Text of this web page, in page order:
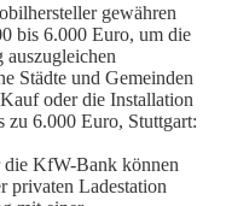
gewähren
bis 6.000 Euro, um die
auszugleichen
Städte und Gemeinden
oder die Installation
6.000 Euro, Stuttgart:
die KfW-Bank können
privaten Ladestation